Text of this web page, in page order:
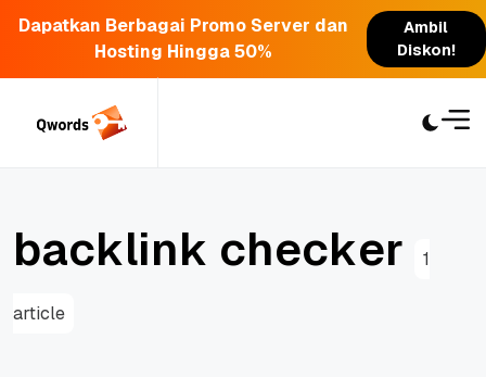
Dapatkan Berbagai Promo Server dan
Hosting Hingga 50%
Ambil
Diskon!
backlink checker 1
article